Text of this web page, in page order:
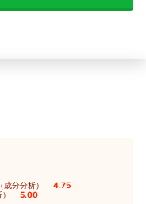
分分析） 4.75
5.00